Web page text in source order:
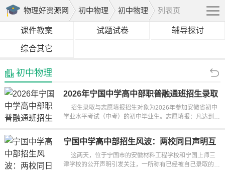
物理好资源网 初中物理 初中物理 列表页
课件教案 试题试卷 辅导探讨
综合其它
初中物理
2026年宁国中学高中部职普融通班招生录取
及志愿填报详情
招生录取与志愿填报招生对象为2026年参加安徽省初中
学业水平考试（中考）的初中毕业生。志愿填报：凡达到录
宁国中学高中部招生风波：两校同日声明互
呛，家长如何选？
这两天，位于宁国市的安徽材料工程学校和宁国上师三
津学校的公开声明引发关注，一所称有已经被自己录取的学